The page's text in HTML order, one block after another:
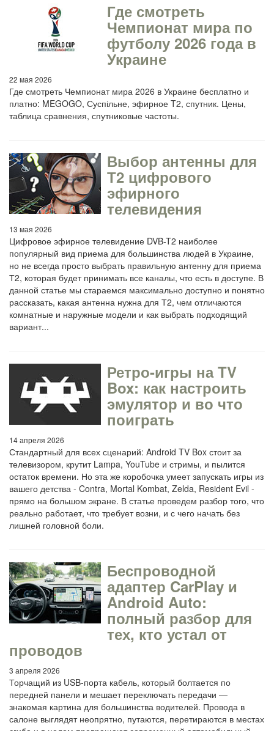
Где смотреть
Чемпионат мира по
футболу 2026 года в
Украине
22 мая 2026
Где смотреть Чемпионат мира 2026 в Украине бесплатно и
платно: MEGOGO, Суспільне, эфирное T2, спутник. Цены,
таблица сравнения, спутниковые частоты.
Выбор антенны для
Т2 цифрового
эфирного
телевидения
13 мая 2026
Цифровое эфирное телевидение DVB-T2 наиболее
популярный вид приема для большинства людей в Украине,
но не всегда просто выбрать правильную антенну для приема
Т2, которая будет принимать все каналы, что есть в доступе. В
данной статье мы стараемся максимально доступно и понятно
рассказать, какая антенна нужна для Т2, чем отличаются
комнатные и наружные модели и как выбрать подходящий
вариант...
Ретро-игры на TV
Box: как настроить
эмулятор и во что
поиграть
14 апреля 2026
Стандартный для всех сценарий: Android TV Box стоит за
телевизором, крутит Lampa, YouTube и стримы, и пылится
остаток времени. Но эта же коробочка умеет запускать игры из
вашего детства - Contra, Mortal Kombat, Zelda, Resident Evil -
прямо на большом экране. В статье проведем разбор того, что
реально работает, что требует возни, и с чего начать без
лишней головной боли.
Беспроводной
адаптер CarPlay и
Android Auto:
полный разбор для
тех, кто устал от
проводов
3 апреля 2026
Торчащий из USB-порта кабель, который болтается по
передней панели и мешает переключать передачи —
знакомая картина для большинства водителей. Провода в
салоне выглядят неопрятно, путаются, перетираются в местах